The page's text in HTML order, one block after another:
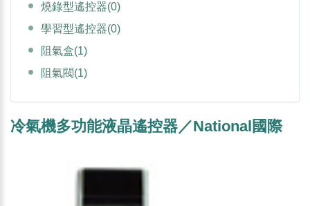
燒錄型遙控器(0)
學習型遙控器(0)
阻氣盒(1)
阻氣閥(1)
冷氣機多功能液晶遙控器／National國際